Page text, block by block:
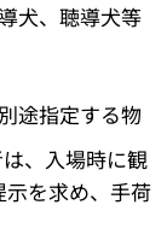
犬、聴導犬等
途指定する物
、入場時に観
を求め、手荷